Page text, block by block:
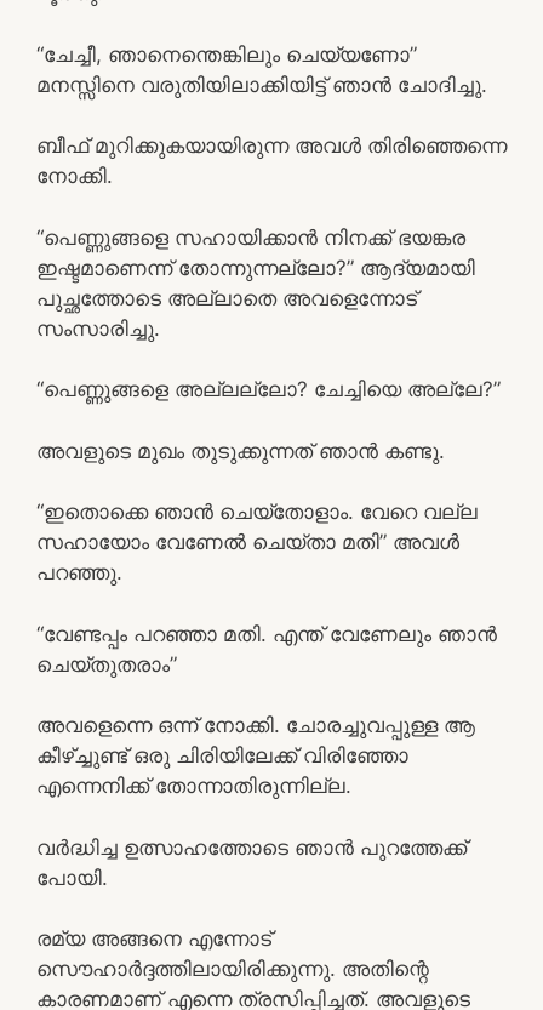
“ചേച്ചീ, ഞാനെന്തെങ്കിലും ചെയ്യണോ”
മനസ്സിനെ വരുതിയിലാക്കിയിട്ട് ഞാന്‍ ചോദിച്ചു.
ബീഫ് മുറിക്കുകയായിരുന്ന അവള്‍ തിരിഞ്ഞെന്നെ
നോക്കി.
“പെണ്ണുങ്ങളെ സഹായിക്കാന്‍ നിനക്ക് ഭയങ്കര
ഇഷ്ടമാണെന്ന് തോന്നുന്നല്ലോ?” ആദ്യമായി
പുച്ഛത്തോടെ അല്ലാതെ അവളെന്നോട്
സംസാരിച്ചു.
“പെണ്ണുങ്ങളെ അല്ലല്ലോ? ചേച്ചിയെ അല്ലേ?”
അവളുടെ മുഖം തുടുക്കുന്നത് ഞാന്‍ കണ്ടു.
“ഇതൊക്കെ ഞാന്‍ ചെയ്തോളാം. വേറെ വല്ല
സഹായോം വേണേല്‍ ചെയ്താ മതി” അവള്‍
പറഞ്ഞു.
“വേണ്ടപ്പം പറഞ്ഞാ മതി. എന്ത് വേണേലും ഞാന്‍
ചെയ്തുതരാം”
അവളെന്നെ ഒന്ന് നോക്കി. ചോരച്ചുവപ്പുള്ള ആ
കീഴ്ച്ചുണ്ട് ഒരു ചിരിയിലേക്ക് വിരിഞ്ഞോ
എന്നെനിക്ക് തോന്നാതിരുന്നില്ല.
വര്‍ദ്ധിച്ച ഉത്സാഹത്തോടെ ഞാന്‍ പുറത്തേക്ക്
പോയി.
രമ്യ അങ്ങനെ എന്നോട്
സൌഹാര്‍ദ്ദത്തിലായിരിക്കുന്നു. അതിന്റെ
കാരണമാണ് എന്നെ ത്രസിപ്പിച്ചത്. അവളുടെ